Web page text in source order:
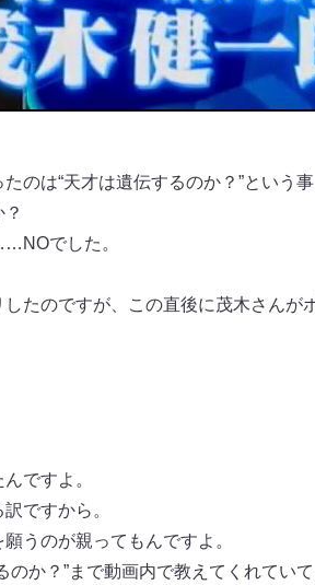
のは“天才は遺伝するのか？”という事
でした。
たのですが、この直後に茂木さんが
ですよ。
ですから。
うのが親ってもんですよ。
のか？”まで動画内で教えてくれてい